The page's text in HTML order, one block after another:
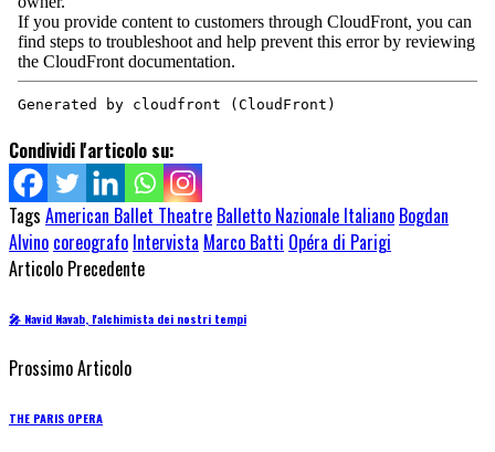
Condividi l'articolo su:
Tags American Ballet Theatre Balletto Nazionale Italiano Bogdan
Alvino coreografo Intervista Marco Batti Opéra di Parigi
Articolo Precedente
🎤 Navid Navab, l'alchimista dei nostri tempi
Prossimo Articolo
THE PARIS OPERA